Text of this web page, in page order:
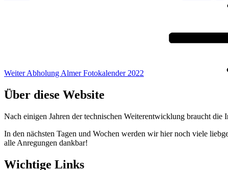
Weiter Abholung Almer Fotokalender 2022
Über diese Website
Nach einigen Jahren der technischen Weiterentwicklung braucht
In den nächsten Tagen und Wochen werden wir hier noch viele
alle Anregungen dankbar!
Wichtige Links